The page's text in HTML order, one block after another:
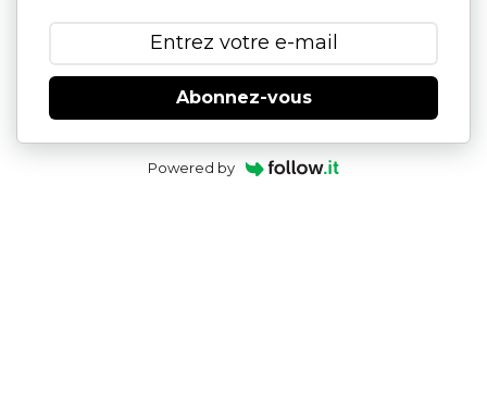
Abonnez-vous
Powered by